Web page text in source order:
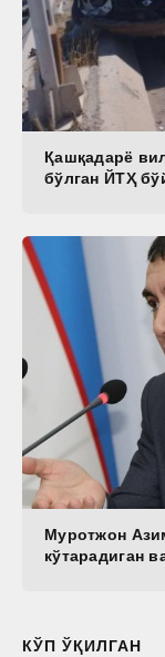
Қашқадарё
бўлган ЙТҲ
Муротжон
кўтарадиган
КЎП ЎҚИЛГАН